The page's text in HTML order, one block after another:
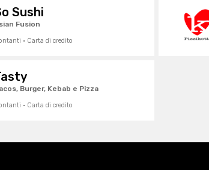
Sushi
Fusion
· Carta di credito
Burger, Kebab e Pizza
· Carta di credito